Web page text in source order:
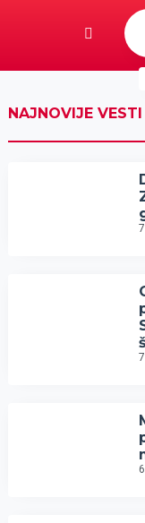
NAJNOVIJE VESTI